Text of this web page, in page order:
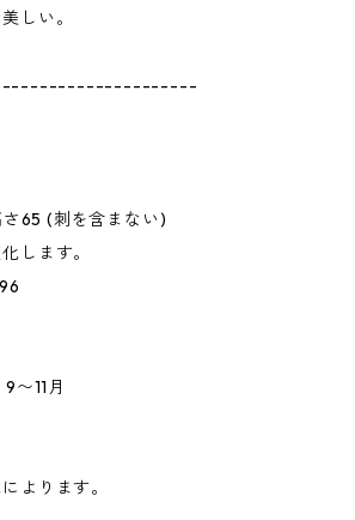
しい。
65 (刺を含まない)
します。
〜11月
よります。